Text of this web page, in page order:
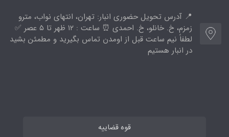
📍 آدرس تحویل حضوری انبار: تهران، انتهای نواب، مترو
زمزم، خ. خانلو، خ. احمدی ⏰ ساعت : ۱۲ ظهر تا ۵ عصر ✅
لطفاً نیم ساعت قبل از اومدن تماس بگیرید و مطمئن بشید
در انبار هستیم
قوه قضاییه